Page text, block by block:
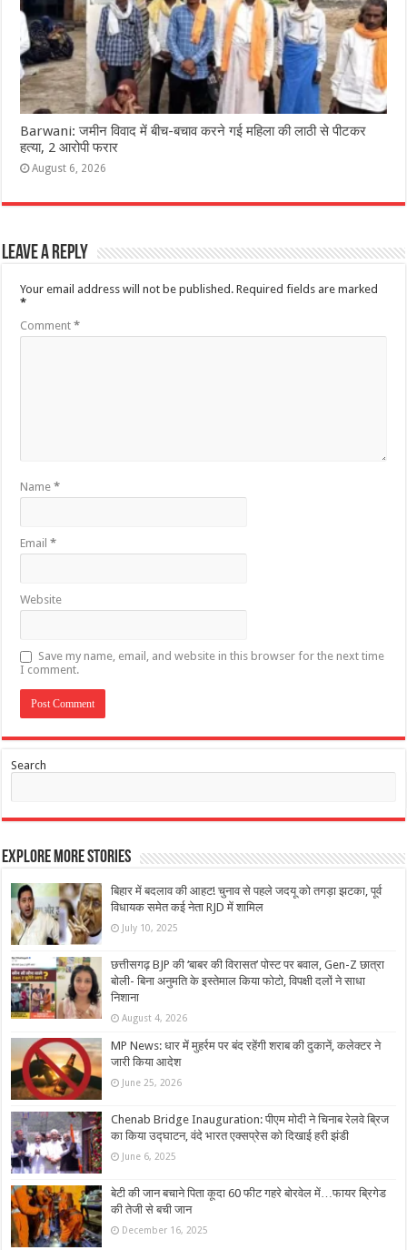
Barwani: जमीन विवाद में बीच-बचाव करने गई महिला की लाठी से पीटकर
हत्या, 2 आरोपी फरार
August 6, 2026
Leave a Reply
Your email address will not be published. Required fields are marked
*
Comment*
Name*
Email*
Website
Save my name, email, and website in this browser for the next time
I comment.
Search
Explore More Stories
बिहार में बदलाव की आहट! चुनाव से पहले जदयू को तगड़ा झटका, पूर्व
विधायक समेत कई नेता RJD में शामिल
July 10, 2025
छत्तीसगढ़ BJP की ‘बाबर की विरासत’ पोस्ट पर बवाल, Gen-Z छात्रा
बोली- बिना अनुमति के इस्तेमाल किया फोटो, विपक्षी दलों ने साधा
निशाना
August 4, 2026
MP News: धार में मुहर्रम पर बंद रहेंगी शराब की दुकानें, कलेक्टर ने
जारी किया आदेश
June 25, 2026
Chenab Bridge Inauguration: पीएम मोदी ने चिनाब रेलवे ब्रिज
का किया उद्घाटन, वंदे भारत एक्सप्रेस को दिखाई हरी झंडी
June 6, 2025
बेटी की जान बचाने पिता कूदा 60 फीट गहरे बोरवेल में…फायर ब्रिगेड
की तेजी से बची जान
December 16, 2025